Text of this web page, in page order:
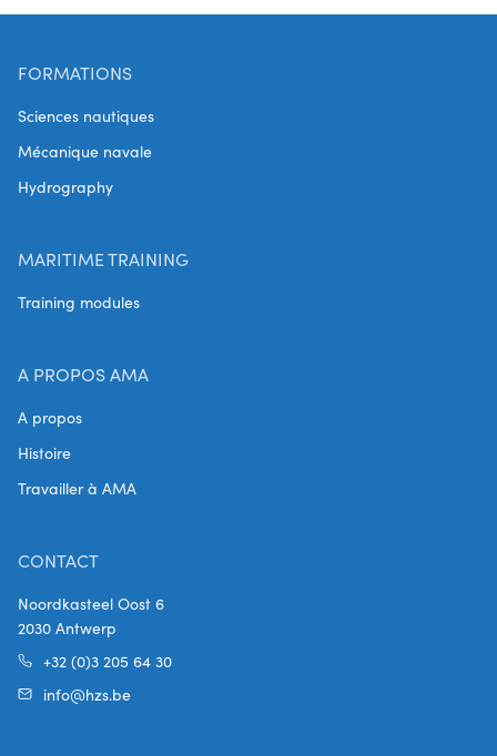
FORMATIONS
Sciences nautiques
Mécanique navale
Hydrography
MARITIME TRAINING
Training modules
A PROPOS AMA
A propos
Histoire
Travailler à AMA
CONTACT
Noordkasteel Oost 6
2030 Antwerp
+32 (0)3 205 64 30
info@hzs.be